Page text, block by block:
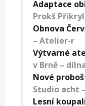
Adaptace
Prokš
Obnova
– Atelier-r
Výtvarné
v Brně –
Nové
Studio acht –
Lesní